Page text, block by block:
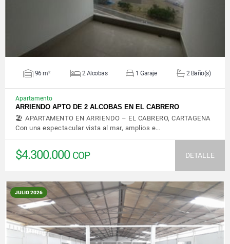
96 m² 2 Alcobas 1 Garaje 2 Baño(s)
Apartamento
ARRIENDO APTO DE 2 ALCOBAS EN EL CABRERO
🏖️ APARTAMENTO EN ARRIENDO – EL CABRERO, CARTAGENA
Con una espectacular vista al mar, amplios e…
$4.300.000 COP DETALLE
JULIO 2026